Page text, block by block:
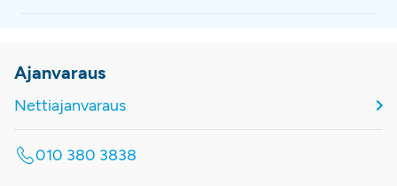
Ajanvaraus
Nettiajanvaraus
010 380 3838